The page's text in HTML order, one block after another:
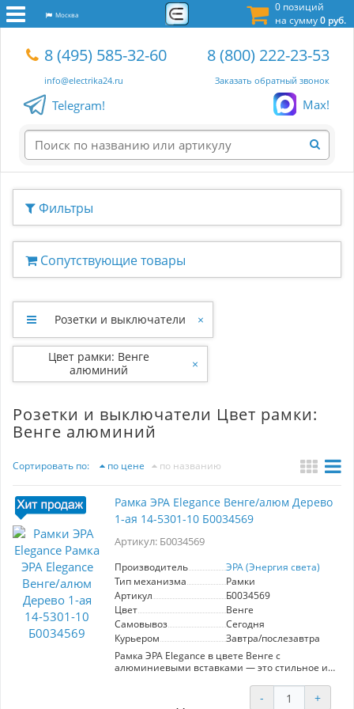
0 позиций
на сумму0 руб.
Москва
8 (495) 585-32-60
info@electrika24.ru
8 (800) 222-23-53
Заказать обратный звонок
Telegram! Max!
Фильтры
Сопутствующие товары
Розетки и выключатели ×
Цвет рамки: Венге
алюминий
×
Розетки и выключатели Цвет рамки:
Венге алюминий
Сортировать по: по цене по названию
Рамка ЭРА Elegance Венге/алюм Дерево
1-ая 14-5301-10 Б0034569
Артикул: Б0034569
Производитель
ЭРА (Энергия света)
Тип механизма
Рамки
Артикул
Б0034569
Цвет
Венге
Самовывоз
Сегодня
Курьером
Завтра/послезавтра
Рамка ЭРА Elegance в цвете Венге с
алюминиевыми вставками — это стильное и
интерьера. Модель предназначена для
установки одной электрической розетки или
- +